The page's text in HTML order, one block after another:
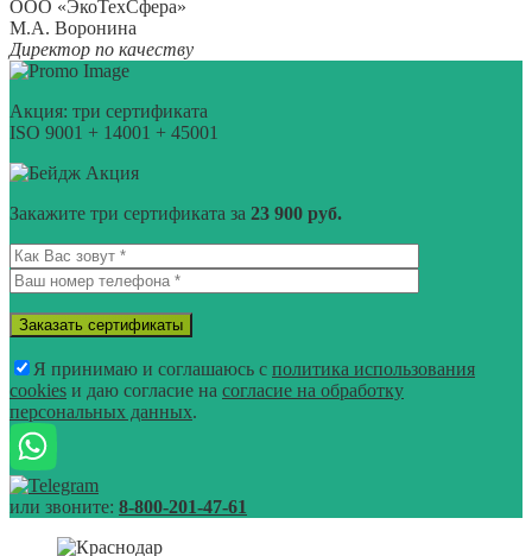
ООО «ЭкоТехСфера»
М.А. Воронина
Директор по качеству
Акция: три сертификата
ISO 9001 + 14001 + 45001
Акция
Закажите три сертификата за 23 900 руб.
Я принимаю и соглашаюсь с политика использования
cookies и даю согласие на согласие на обработку
персональных данных.
или звоните: 8-800-201-47-61